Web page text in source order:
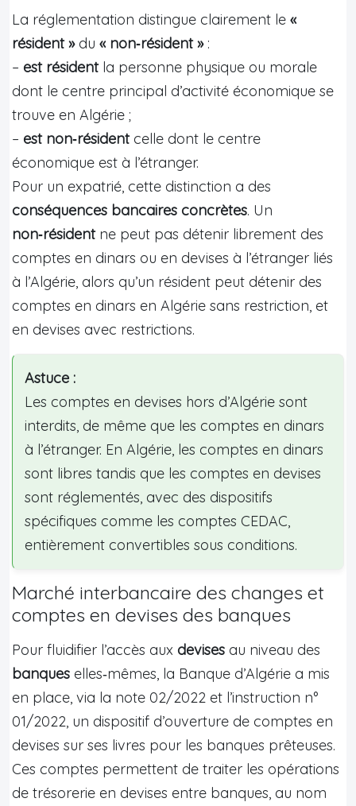
La réglementation distingue clairement le «
résident »du « non‑résident »:
– est résidentla personne physique ou morale
dont le centre principal d’activité économique se
trouve en Algérie ;
– est non‑résidentcelle dont le centre
économique est à l’étranger.
Pour un expatrié, cette distinction a des
conséquences bancaires concrètes. Un
non‑résidentne peut pas détenir librement des
comptes en dinars ou en devises à l’étranger liés
à l’Algérie, alors qu’un résident peut détenir des
comptes en dinars en Algérie sans restriction, et
en devises avec restrictions.
Astuce :
Les comptes en devises hors d’Algérie sont
interdits, de même que les comptes en dinars
à l’étranger. En Algérie, les comptes en dinars
sont libres tandis que les comptes en devises
sont réglementés, avec des dispositifs
spécifiques comme les comptes CEDAC,
entièrement convertibles sous conditions.
Marché interbancaire des changes et
comptes en devises des banques
Pour fluidifier l’accès aux devises au niveau des
banques elles‑mêmes, la Banque d’Algérie a mis
en place, via la note 02/2022 et l’instruction n°
01/2022, un dispositif d’ouverture de comptes en
devises sur ses livres pour les banques prêteuses.
Ces comptes permettent de traiter les opérations
de trésorerie en devises entre banques, au nom